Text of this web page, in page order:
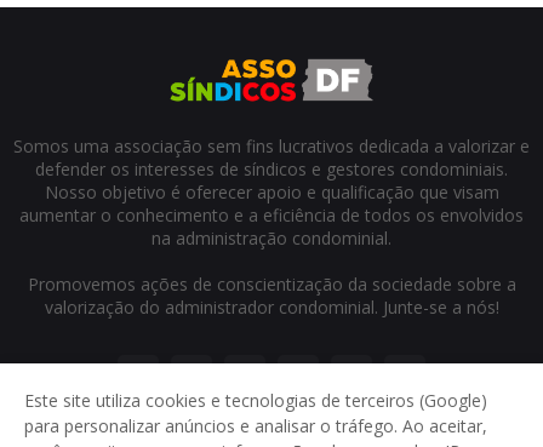
Somos uma associação sem fins lucrativos dedicada a valorizar e
defender os interesses de síndicos e gestores condominiais.
Nosso objetivo é oferecer apoio e qualificação que visam
aumentar o conhecimento e a eficiência de todos os envolvidos
na administração condominial.
Promovemos ações de conscientização da sociedade sobre a
valorização do administrador condominial. Junte-se a nós!
Este site utiliza cookies e tecnologias de terceiros (Google)
para personalizar anúncios e analisar o tráfego. Ao aceitar,